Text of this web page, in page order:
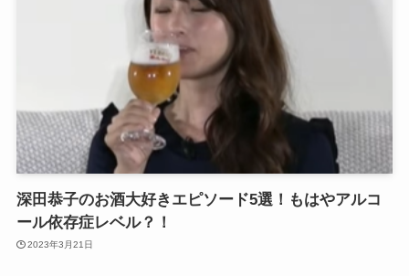
深田恭子のお酒大好きエピソード5選！もはやアルコ
ール依存症レベル？！
2023年3月21日